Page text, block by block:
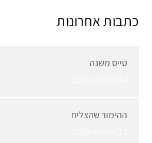
כתבות אחרונות
טייס משנה
ההימור שהצליח